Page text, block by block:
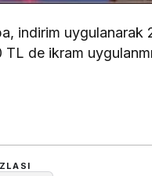
indirim
TL de ikram